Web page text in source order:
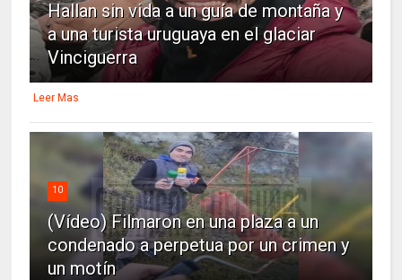
Hallan sin vida a un guía de montaña y
a una turista uruguaya en el glaciar
Vinciguerra
Leer Mas
10
(Vídeo) Filmaron en una plaza a un
condenado a perpetua por un crimen y
un motín